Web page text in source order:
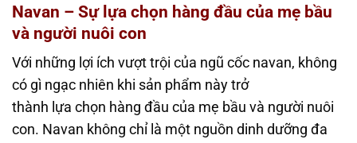
Navan – Sự lựa chọn hàng đầu của mẹ bầu
và người nuôi con
Với những lợi ích vượt trội của ngũ cốc navan, không
có gì ngạc nhiên khi sản phẩm này trở
thành lựa chọn hàng đầu của mẹ bầu và người nuôi
con. Navan không chỉ là một nguồn dinh dưỡng đa